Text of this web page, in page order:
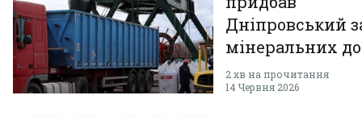
Дніпровський
мінеральних
за 76,8 млн грн
2 хв на прочитання
14 Червня 2026